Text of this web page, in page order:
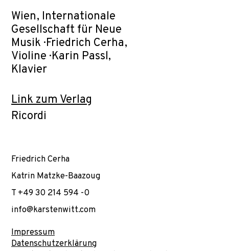
Wien, Internationale
Gesellschaft für Neue
Musik · Friedrich Cerha,
Violine · Karin Passl,
Klavier
Link zum Verlag
Ricordi
Friedrich Cerha
Katrin Matzke-Baazoug
T +49 30 214 594 -0
info@karstenwitt.com
Impressum
Datenschutzerklärung